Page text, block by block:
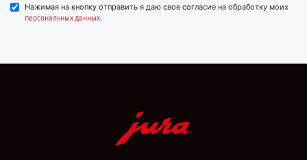
Нажимая на кнопку отправить я даю свое согласие на обработку моих
персональных данных.